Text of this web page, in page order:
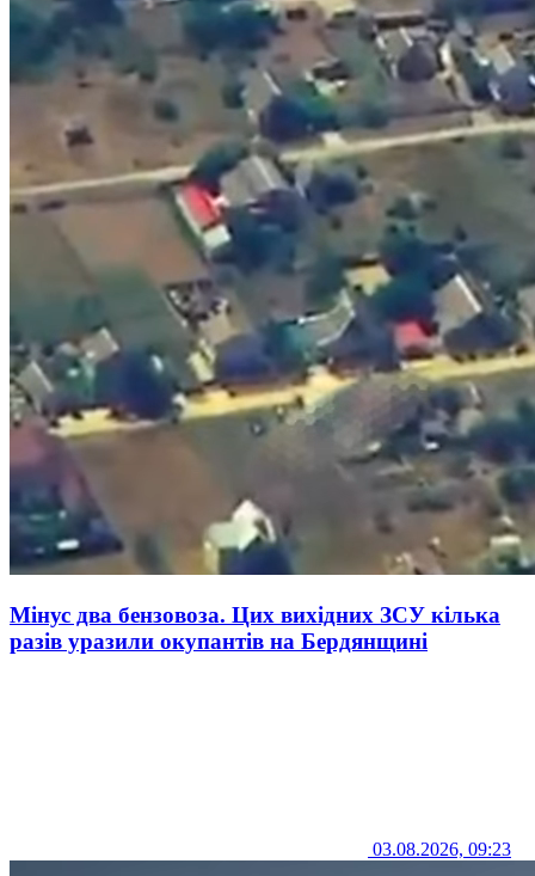
Мінус два бензовоза. Цих вихідних ЗСУ кілька
разів уразили окупантів на Бердянщині
03.08.2026, 09:23